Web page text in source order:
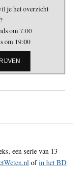
je het overzicht
om 7:00
om 19:00
een serie van 13
ofin het BD